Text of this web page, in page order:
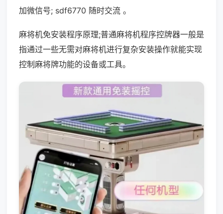
加微信号; sdf6770 随时交流 。
麻将机免安装程序原理;普通麻将机程序控牌器一般是
指通过一些无需对麻将机进行复杂安装操作就能实现
控制麻将牌功能的设备或工具。